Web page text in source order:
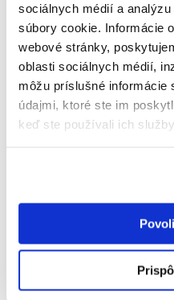
sociálnych médií a
súbory cookie. Informácie
webové stránky,
oblasti sociálnych médií,
môžu príslušné
údajmi, ktoré ste im
keď ste používali ich
Bezpečná zábava pre vášho
Trixie Ring Mini je praktická a
z pružného latexu, ktorá je
citlivým zhryzom. Mäkká
perfektne padne do papule
masírujú ďasná, poskytujú úľavu
Vyrobené z latexu – bezpečného
Mäkké výstupky – podporujú
od bolesti pri výmene zubov
Jemná štruktúra – vhodná pre